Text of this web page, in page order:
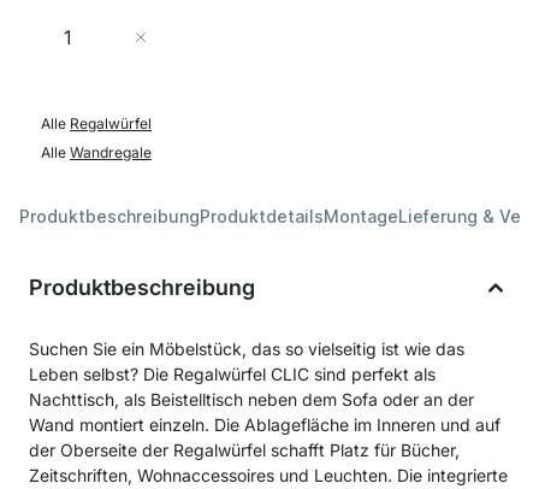
Menge
Alle Regalwürfel
Alle Wandregale
ProduktbeschreibungProduktdetailsMontageLieferung &
Produktbeschreibung
Suchen Sie ein Möbelstück, das so vielseitig ist wie das
Leben selbst? Die Regalwürfel CLIC sind perfekt als
Nachttisch, als Beistelltisch neben dem Sofa oder an der
Wand montiert einzeln. Die Ablagefläche im Inneren und auf
der Oberseite der Regalwürfel schafft Platz für Bücher,
Zeitschriften, Wohnaccessoires und Leuchten. Die integrierte